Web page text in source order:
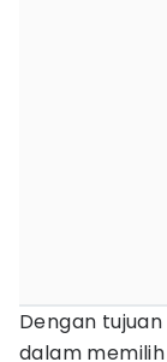
Dengan
dalam